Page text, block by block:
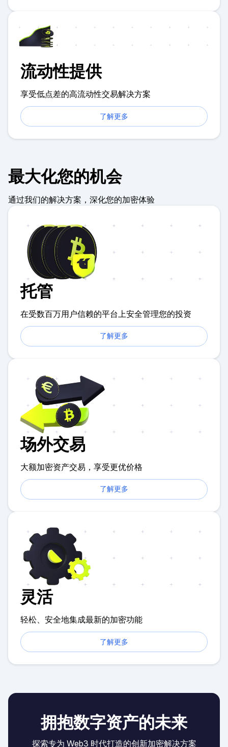
流动性提供
享受低点差的高流动性交易解决方案
了解更多
最大化您的机会
通过我们的解决方案，深化您的加密体验
托管
在受数百万用户信赖的平台上安全管理您的投资
了解更多
场外交易
大额加密资产交易，享受更优价格
了解更多
灵活
轻松、安全地集成最新的加密功能
了解更多
拥抱数字资产的未来
探索专为 Web3 时代打造的创新加密解决方案